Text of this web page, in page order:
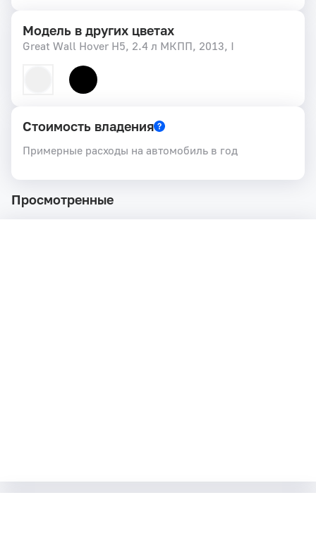
Модель в других цветах
Great Wall Hover H5, 2.4 л МКПП, 2013, I
Стоимость владения
Примерные расходы на автомобиль в год
Просмотренные